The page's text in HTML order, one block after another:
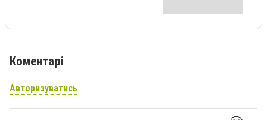
Коментарі
Авторизуватись